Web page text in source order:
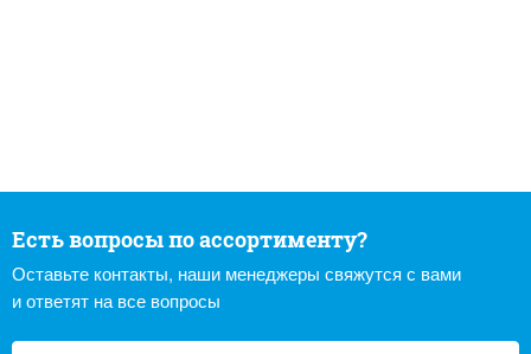
Есть вопросы по ассортименту?
Оставьте контакты, наши менеджеры свяжутся с вами
и ответят на все вопросы